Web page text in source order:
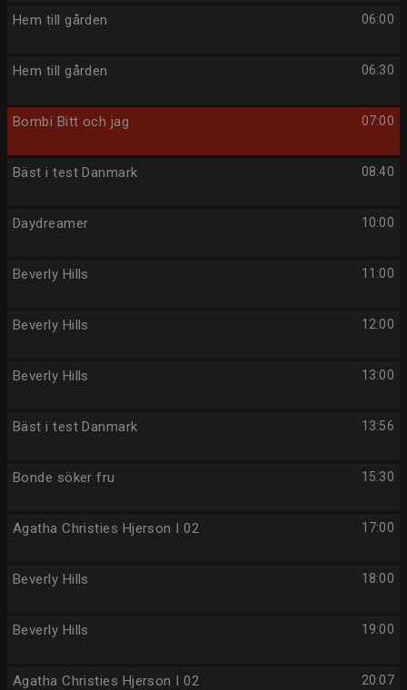
06:00
Hem till gården
06:30
Hem till gården
07:00
Bombi Bitt och jag
08:40
Bäst i test Danmark
10:00
Daydreamer
11:00
Beverly Hills
12:00
Beverly Hills
13:00
Beverly Hills
13:56
Bäst i test Danmark
15:30
Bonde söker fru
17:00
Agatha Christies Hjerson I 02
18:00
Beverly Hills
19:00
Beverly Hills
20:07
Agatha Christies Hjerson I 02